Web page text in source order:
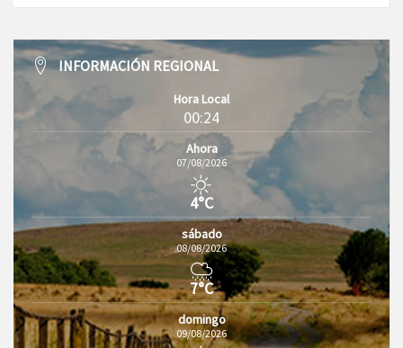
INFORMACIÓN REGIONAL
Hora Local
00:24
Ahora
07/08/2026
4°C
sábado
08/08/2026
7°C
domingo
09/08/2026